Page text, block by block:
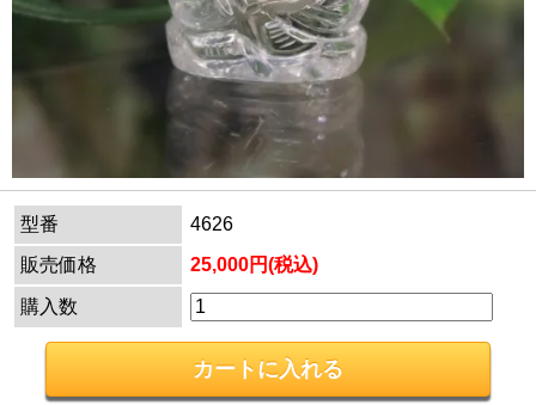
型番
4626
販売価格
25,000円(税込)
購入数